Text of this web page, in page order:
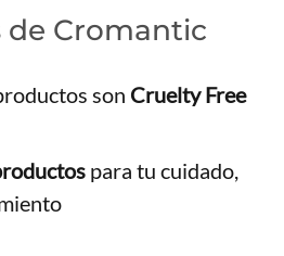
de Cromantic
son Cruelty Free
para tu cuidado,